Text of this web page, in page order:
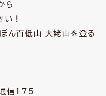
ら
い！
ん百低山 大姥山を登る
通信175